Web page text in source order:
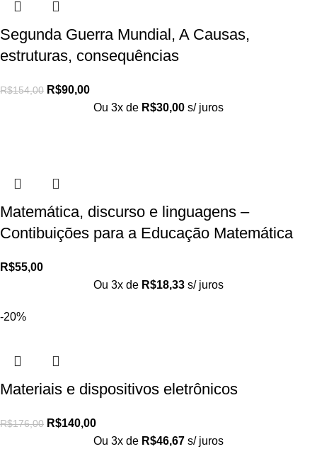
Segunda Guerra Mundial, A Causas,
estruturas, consequências
R$154,00 R$90,00
Ou 3x de R$30,00 s/ juros
Matemática, discurso e linguagens –
Contibuições para a Educação Matemática
R$55,00
Ou 3x de R$18,33 s/ juros
-20%
Materiais e dispositivos eletrônicos
R$176,00 R$140,00
Ou 3x de R$46,67 s/ juros